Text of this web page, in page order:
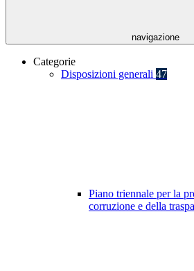
navigazione
Categorie
Disposizioni generali 47
Piano triennale per la
corruzione e della